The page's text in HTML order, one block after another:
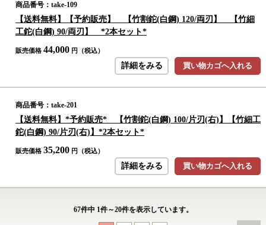
商品番号：take-109
【送料無料】【予約販売】 【竹割鉈(白鋼) 120/両刃】 【竹細
工鉈(白鋼) 90/両刃】 *2本セット*
販売価格 44,000 円（税込）
買い物カゴへ入れる
詳細をみる
商品番号：take-201
【送料無料】*予約販売* 【竹割鉈(白鋼) 100/片刃(右)】【竹細工
鉈(白鋼) 90/片刃(右)】*2本セット*
販売価格 35,200 円（税込）
買い物カゴへ入れる
詳細をみる
67件中 1件～20件を表示しています。